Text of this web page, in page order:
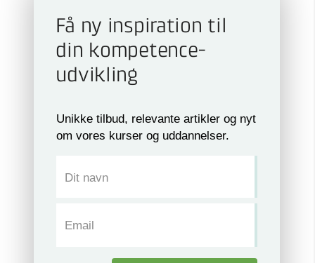
Få ny inspiration til
din kompetence­
udvikling
Unikke tilbud, relevante artikler og nyt
om vores kurser og uddannelser.
Dit navn
Email